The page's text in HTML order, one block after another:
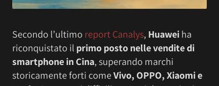
Secondo l’ultimo report Canalys, Huaweiha
riconquistato il primo posto nelle vendite di
smartphone in Cina, superando marchi
storicamente forti comeVivo, OPPO, Xiaomi e